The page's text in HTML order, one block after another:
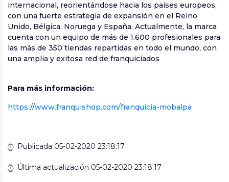
internacional, reorientándose hacia los países europeos,
con una fuerte estrategia de expansión en el Reino
Unido, Bélgica, Noruega y España. Actualmente, la marca
cuenta con un equipo de más de 1.600 profesionales para
las más de 350 tiendas repartidas en todo el mundo, con
una amplia y exitosa red de franquiciados
Para más información:
https://www.franquishop.com/franquicia-mobalpa
Publicada 05-02-2020 23:18:17
Última actualización 05-02-2020 23:18:17